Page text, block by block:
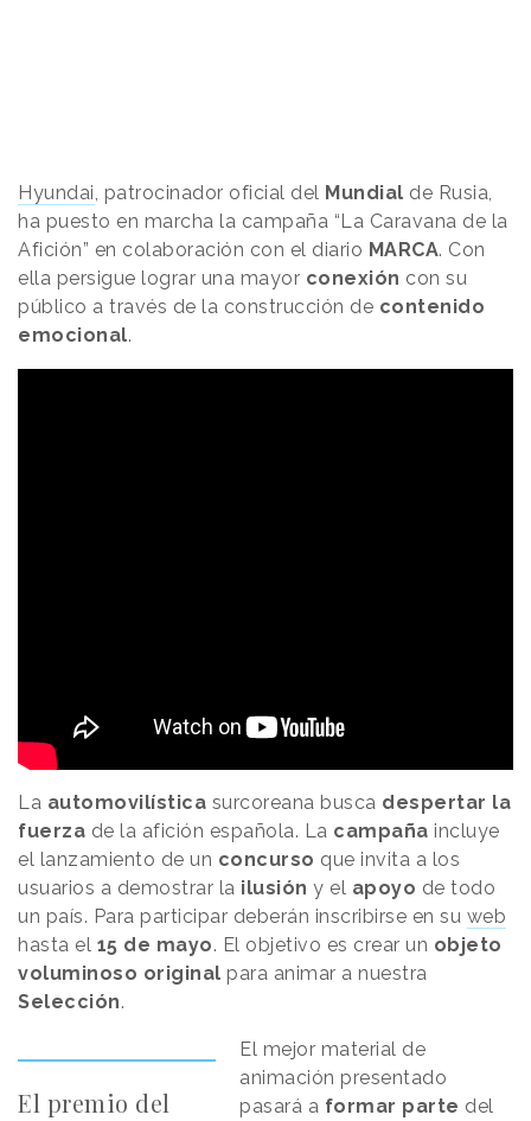
Hyundai, patrocinador oficial del Mundial de Rusia,
ha puesto en marcha la campaña “La Caravana de la
Afición” en colaboración con el diario MARCA. Con
ella persigue lograr una mayor conexión con su
público a través de la construcción de contenido
emocional.
La automovilística surcoreana busca despertar la
fuerza de la afición española. La campaña incluye
el lanzamiento de un concurso que invita a los
usuarios a demostrar la ilusión y el apoyo de todo
un país. Para participar deberán inscribirse en su web
hasta el 15 de mayo. El objetivo es crear un objeto
voluminoso original para animar a nuestra
Selección.
El premio del
El mejor material de
animación presentado
pasará a formar parte del